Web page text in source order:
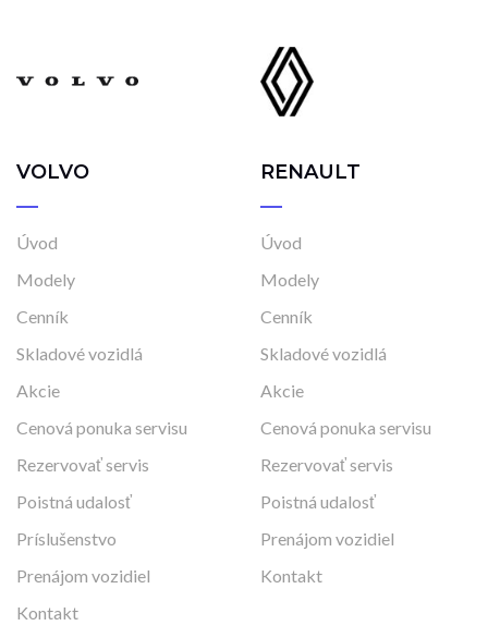
VOLVO
Úvod
Modely
Cenník
Skladové vozidlá
Akcie
Cenová ponuka servisu
Rezervovať servis
Poistná udalosť
Príslušenstvo
Prenájom vozidiel
Kontakt
RENAULT
Úvod
Modely
Cenník
Skladové vozidlá
Akcie
Cenová ponuka servisu
Rezervovať servis
Poistná udalosť
Prenájom vozidiel
Kontakt